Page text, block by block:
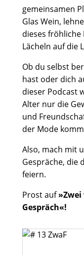
gemeinsamen
Glas Wein,
dieses fröhliche
Lächeln auf die
Ob du selbst
hast oder dich
dieser Podcast
Alter nur die
und
der Mode
Also, mach mit
Gespräche, die
feiern.
Prost auf
Gespräch«!